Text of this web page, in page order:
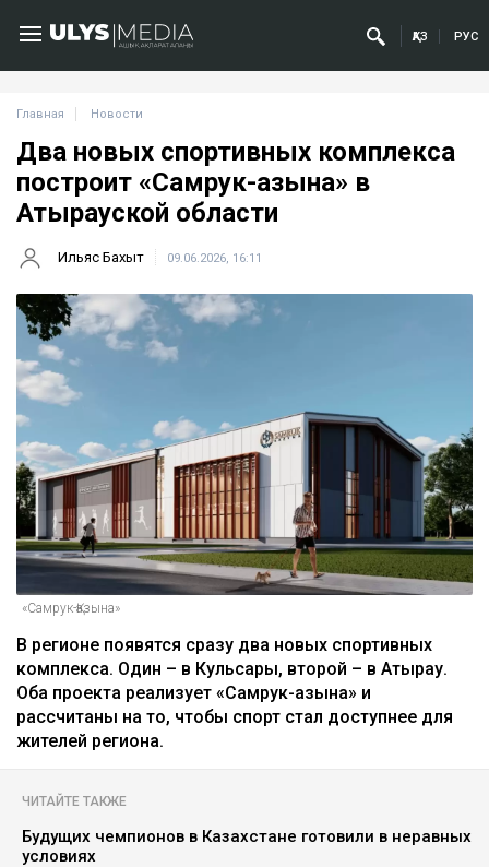
ҚАЗ РУС
Главная Новости
Два новых спортивных комплекса
построит «Самрук-Қазына» в
Атырауской области
Ильяс Бахыт 09.06.2026, 16:11
«Самрук-Қазына»
В регионе появятся сразу два новых спортивных
комплекса. Один – в Кульсары, второй – в Атырау.
Оба проекта реализует «Самрук-Қазына» и
рассчитаны на то, чтобы спорт стал доступнее для
жителей региона.
ЧИТАЙТЕ ТАКЖЕ
Будущих чемпионов в Казахстане готовили в неравных
условиях